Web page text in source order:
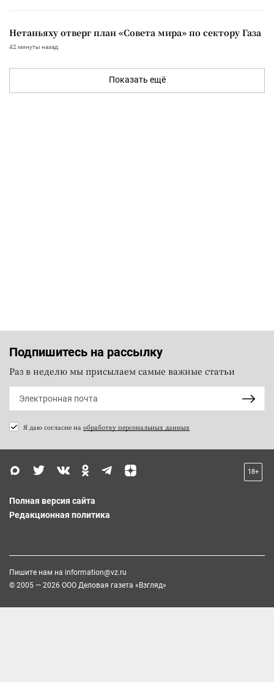
Нетаньяху отверг план «Совета мира» по сектору Газа
42 минуты назад
Показать ещё
Подпишитесь на рассылку
Раз в неделю мы присылаем самые важные статьи
Я даю согласие на обработку персональных данных
18+
Полная версия сайта
Редакционная политика
Пишите нам на information@vz.ru
© 2005 — 2026 ООО Деловая газета «Взгляд»